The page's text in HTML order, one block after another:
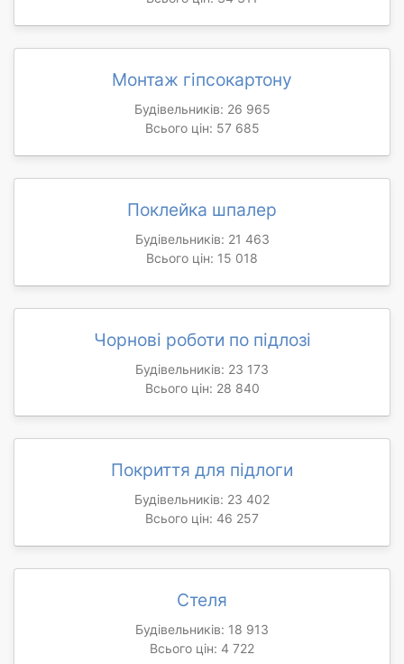
Монтаж гіпсокартону
Будівельників: 26 965
Всього цін: 57 685
Поклейка шпалер
Будівельників: 21 463
Всього цін: 15 018
Чорнові роботи по підлозі
Будівельників: 23 173
Всього цін: 28 840
Покриття для підлоги
Будівельників: 23 402
Всього цін: 46 257
Стеля
Будівельників: 18 913
Всього цін: 4 722